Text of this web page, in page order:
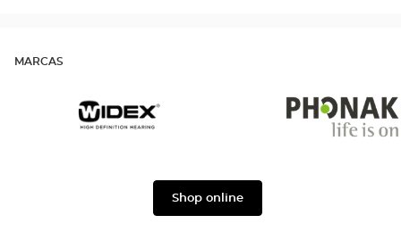
MARCAS
Shop online